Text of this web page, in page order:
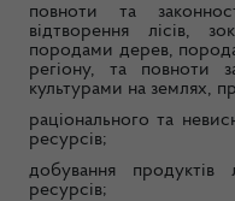
повноти та
відтворення лісів,
породами дерев,
регіону, та повноти
культурами на землях,
раціонального та
ресурсів;
добування продуктів
ресурсів;